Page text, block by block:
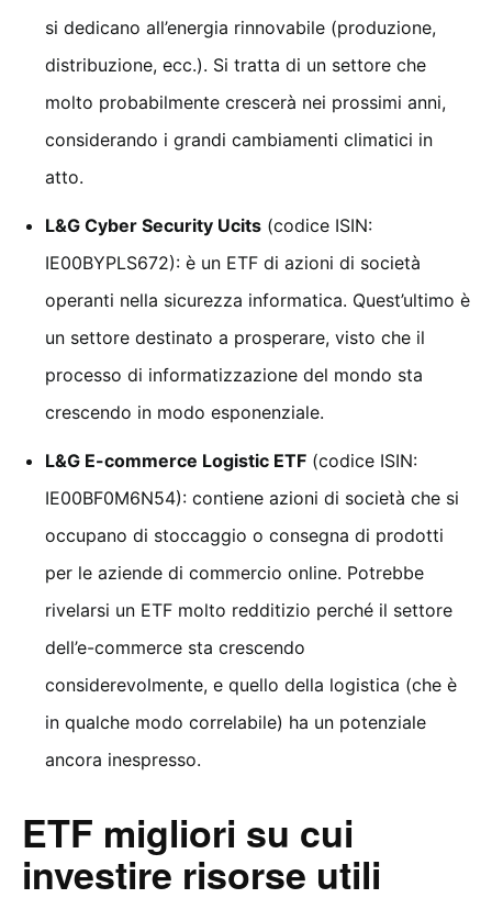
si dedicano all’energia rinnovabile (produzione,
distribuzione, ecc.). Si tratta di un settore che
molto probabilmente crescerà nei prossimi anni,
considerando i grandi cambiamenti climatici in
atto.
L&G Cyber Security Ucits (codice ISIN:
IE00BYPLS672): è un ETF di azioni di società
operanti nella sicurezza informatica. Quest’ultimo è
un settore destinato a prosperare, visto che il
processo di informatizzazione del mondo sta
crescendo in modo esponenziale.
L&G E-commerce Logistic ETF (codice ISIN:
IE00BF0M6N54): contiene azioni di società che si
occupano di stoccaggio o consegna di prodotti
per le aziende di commercio online. Potrebbe
rivelarsi un ETF molto redditizio perché il settore
dell’e-commerce sta crescendo
considerevolmente, e quello della logistica (che è
in qualche modo correlabile) ha un potenziale
ancora inespresso.
ETF migliori su cui
investire risorse utili